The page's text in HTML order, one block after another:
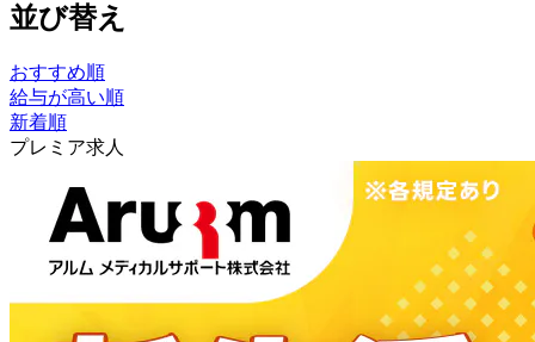
並び替え
おすすめ順
給与が高い順
新着順
プレミア求人